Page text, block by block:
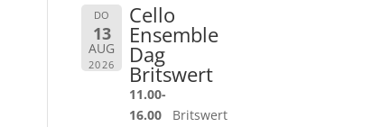
DO
13
AUG
2026
Cello
Ensemble
Dag
Britswert
11.00-
16.00
Britswert